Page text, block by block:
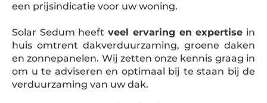
een prijsindicatie voor uw woning.
Solar Sedum heeftveel ervaring en expertise in
huis omtrent dakverduurzaming, groene daken
en zonnepanelen. Wij zetten onze kennis graag in
om u te adviseren en optimaal bij te staan bij de
verduurzaming van uw dak.